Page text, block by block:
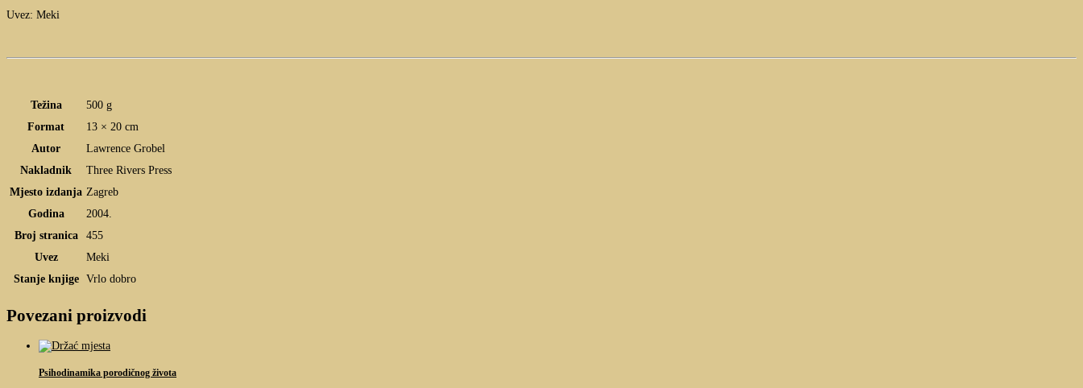
Uvez: Meki
Težina
500 g
Format
13 × 20 cm
Autor
Lawrence Grobel
Nakladnik
Three Rivers Press
Mjesto izdanja Zagreb
Godina
2004.
Broj stranica
455
Uvez
Meki
Stanje knjige
Vrlo dobro
Povezani proizvodi
Psihodinamika porodičnog života